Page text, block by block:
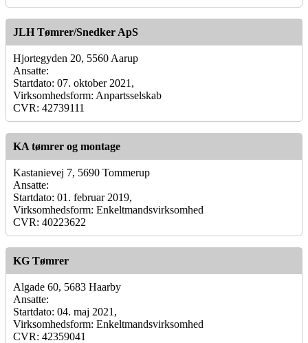
JLH Tømrer/Snedker ApS
Hjortegyden 20, 5560 Aarup
Ansatte:
Startdato: 07. oktober 2021,
Virksomhedsform: Anpartsselskab
CVR: 42739111
KA tømrer og montage
Kastanievej 7, 5690 Tommerup
Ansatte:
Startdato: 01. februar 2019,
Virksomhedsform: Enkeltmandsvirksomhed
CVR: 40223622
KG Tømrer
Algade 60, 5683 Haarby
Ansatte:
Startdato: 04. maj 2021,
Virksomhedsform: Enkeltmandsvirksomhed
CVR: 42359041